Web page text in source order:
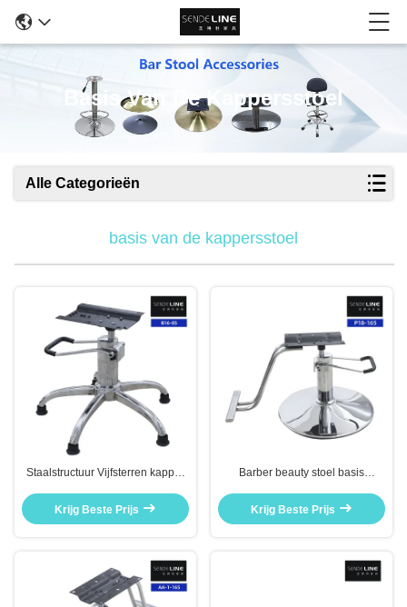
Basis Van De Kappersstoel
Alle Categorieën
basis van de kappersstoel
Staalstructuur Vijfsterren kapper
stoel basis plaat
Krijg Beste Prijs
Barber beauty stoel basis
oliepomp schijf basis
Krijg Beste Prijs